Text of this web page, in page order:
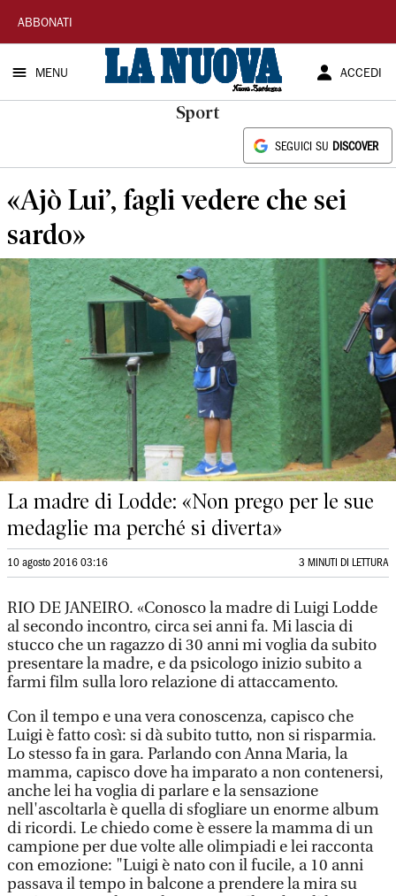
La
Nuova
Sardegna
ABBONATI
MENU ACCEDI
Sport
SEGUICI SU DISCOVER
«Ajò Lui’, fagli vedere che sei
sardo»
La madre di Lodde: «Non prego per le sue
medaglie ma perché si diverta»
10 agosto 2016 03:16 3 MINUTI DI LETTURA
RIO DE JANEIRO. «Conosco la madre di Luigi Lodde
al secondo incontro, circa sei anni fa. Mi lascia di
stucco che un ragazzo di 30 anni mi voglia da subito
presentare la madre, e da psicologo inizio subito a
farmi film sulla loro relazione di attaccamento.
Con il tempo e una vera conoscenza, capisco che
Luigi è fatto così: si dà subito tutto, non si risparmia.
Lo stesso fa in gara. Parlando con Anna Maria, la
mamma, capisco dove ha imparato a non contenersi,
anche lei ha voglia di parlare e la sensazione
nell'ascoltarla è quella di sfogliare un enorme album
di ricordi. Le chiedo come è essere la mamma di un
campione per due volte alle olimpiadi e lei racconta
con emozione: "Luigi è nato con il fucile, a 10 anni
passava il tempo in balcone a prendere la mira su